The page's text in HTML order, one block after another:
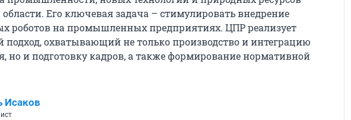
Его ключевая задача – стимулировать внедрение
роботов на промышленных предприятиях. ЦПР реализует
охватывающий не только производство и интеграцию
но и подготовку кадров, а также формирование нормативной
Исаков